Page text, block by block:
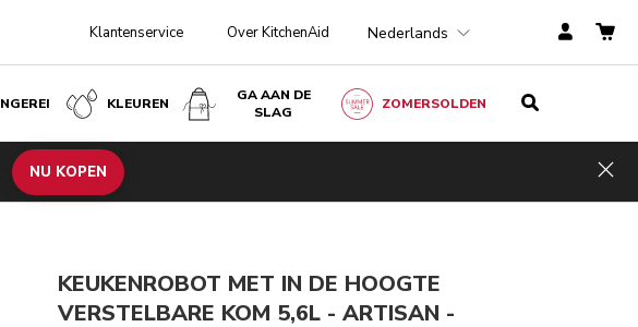
Klantenservice Over KitchenAid Nederlands
KLEUREN
GA AAN DE
SLAG
ZOMERSOLDEN
NU KOPENBeoordelingen
Contour zilver
KEUKENROBOT MET IN DE HOOGTE
VERSTELBARE KOM 5,6L - ARTISAN -